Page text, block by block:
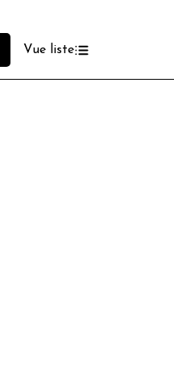
Vue liste